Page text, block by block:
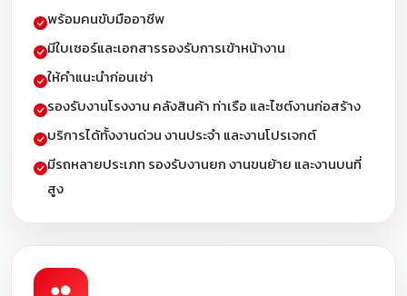
พร้อมคนขับมืออาชีพ
มีใบเซอร์และเอกสารรองรับการเข้าหน้างาน
ให้คำแนะนำก่อนเช่า
รองรับงานโรงงาน คลังสินค้า ท่าเรือ และไซต์งานก่อสร้าง
บริการได้ทั้งงานด่วน งานประจำ และงานโปรเจกต์
มีรถหลายประเภท รองรับงานยก งานขนย้าย และงานบนที่
สูง